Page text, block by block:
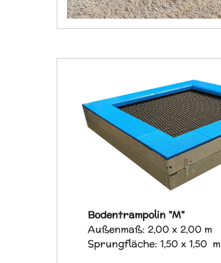
Bodentrampolin "M"
Außenmaß: 2,00 x 2,00 m
Sprungfläche: 1,50 x 1,50 m